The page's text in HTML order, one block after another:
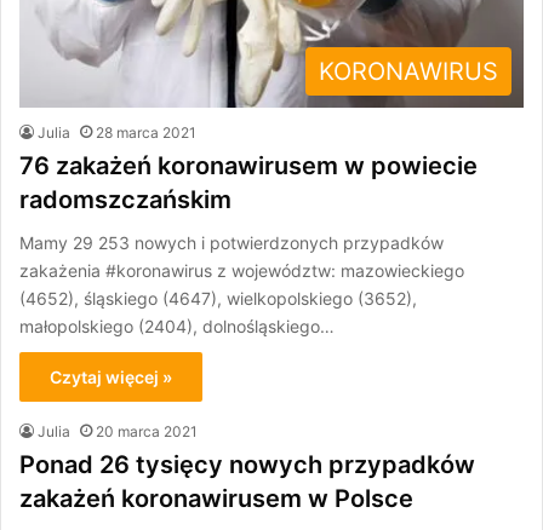
KORONAWIRUS
Julia 28 marca 2021
76 zakażeń koronawirusem w powiecie
radomszczańskim
Mamy 29 253 nowych i potwierdzonych przypadków
zakażenia #koronawirus z województw: mazowieckiego
(4652), śląskiego (4647), wielkopolskiego (3652),
małopolskiego (2404), dolnośląskiego…
Czytaj więcej »
Julia 20 marca 2021
Ponad 26 tysięcy nowych przypadków
zakażeń koronawirusem w Polsce